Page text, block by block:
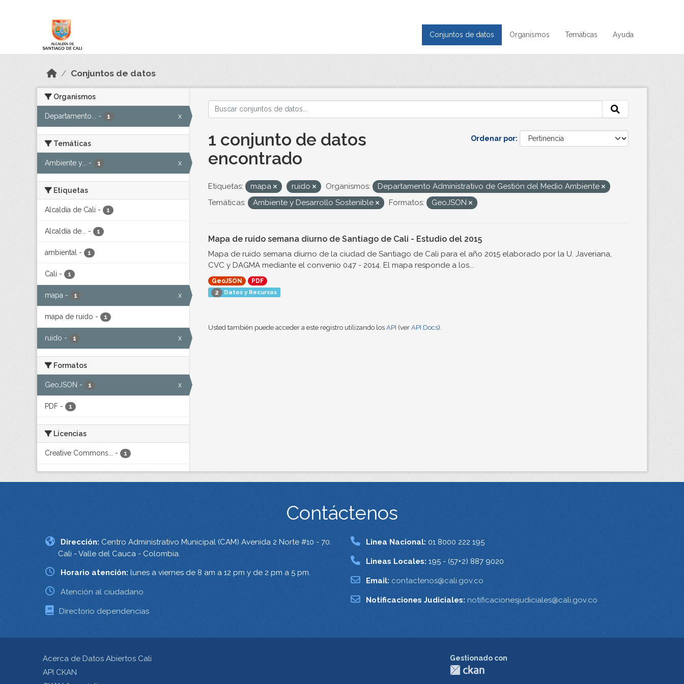
Conjuntos de datos Organismos Temáticas Ayuda
Conjuntos de datos
Organismos
Departamento... - 1 x
Temáticas
Ambiente y... - 1 x
Etiquetas
Alcaldía de Cali - 1
Alcaldía de... - 1
ambiental - 1
Cali - 1
mapa - 1 x
mapa de ruido - 1
ruido - 1 x
Formatos
GeoJSON - 1 x
PDF - 1
Licencias
Creative Commons... - 1
Ordenar por
1 conjunto de datos
encontrado
Etiquetas: mapa ruido Organismos:
Departamento Administrativo de Gestión del Medio Ambiente
Temáticas:
Ambiente y Desarrollo Sostenible Formatos: GeoJSON
Mapa de ruido semana diurno de Santiago de Cali - Estudio del 2015
Mapa de ruido semana diurno de la ciudad de Santiago de Cali para el año 2015 elaborado por la U. Javeriana,
CVC y DAGMA mediante el convenio 047 - 2014. El mapa responde a los...
GeoJSON
PDF
2
Datos y Recursos
Usted también puede acceder a este registro utilizando los API (ver API Docs).
Contáctenos
Dirección: Centro Administrativo Municipal (CAM) Avenida 2 Norte #10 - 70.
Cali - Valle del Cauca - Colombia.
Horario atención: lunes a viernes de 8 am a 12 pm y de 2 pm a 5 pm.
Atención al ciudadano
Directorio dependencias
Linea Nacional: 01 8000 222 195
Lineas Locales: 195 - (57+2) 887 9020
Email: contactenos@cali.gov.co
Notificaciones Judiciales: notificacionesjudiciales@cali.gov.co
Acerca de Datos Abiertos Cali
API CKAN
Gestionado con